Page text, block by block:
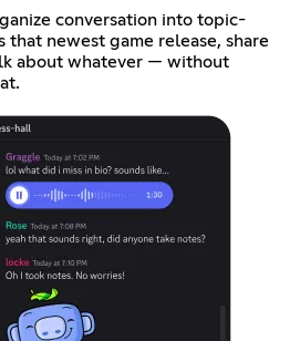
conversation into topic-
that newest game release, share
about whatever — without